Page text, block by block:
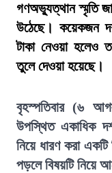
গণঅভ্যুত্থান স্মৃতি
উঠেছে। কয়েকজন
টাকা নেওয়া হলেও
তুলে দেওয়া হয়েছে।
বৃহস্পতিবার (৬
উপস্থিত একাধিক
নিয়ে ধারণ করা
পড়লে বিষয়টি নিয়ে